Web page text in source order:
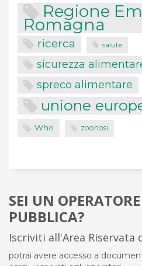
Regione
Romagna
ricerca salute
sicurezza
spreco alimentare
unione
Who zoonosi
SEI UN
PUBBLICA?
Iscriviti all'Area Riservata
potrai avere accesso a